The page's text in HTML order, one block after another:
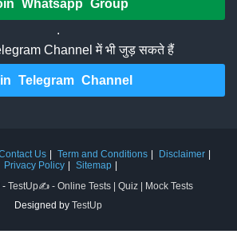
Whatsapp Group
.
Channel में भी जुड़ सकते हैं
Telegram Channel
Us Term and Conditions
Disclaimer
Privacy Policy
Sitemap
- TestUp✍️ - Online Tests | Quiz | Mock Tests
Designed by TestUp